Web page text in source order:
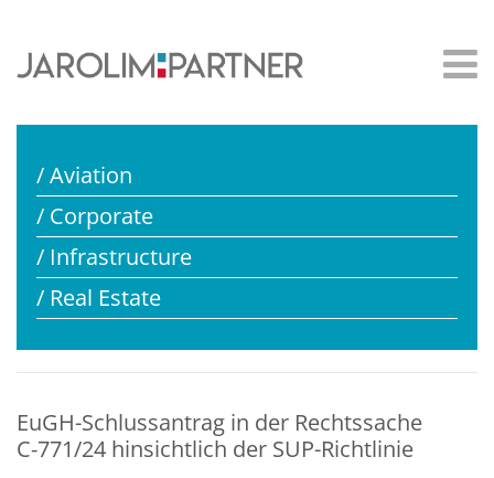
/ Aviation
/ Corporate
/ Infrastructure
/ Real Estate
EuGH-Schlussantrag in der Rechtssache
C‑771/24 hinsichtlich der SUP-Richtlinie